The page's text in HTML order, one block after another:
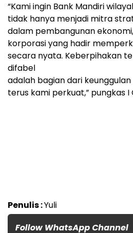
“Kami ingin Bank Mandiri
tidak hanya menjadi mitra
dalam pembangunan
korporasi yang hadir
secara nyata. Keberpihakan
difabel
adalah bagian dari
terus kami perkuat,” pungkas I
Penulis :Yuli
Follow WhatsApp Channel